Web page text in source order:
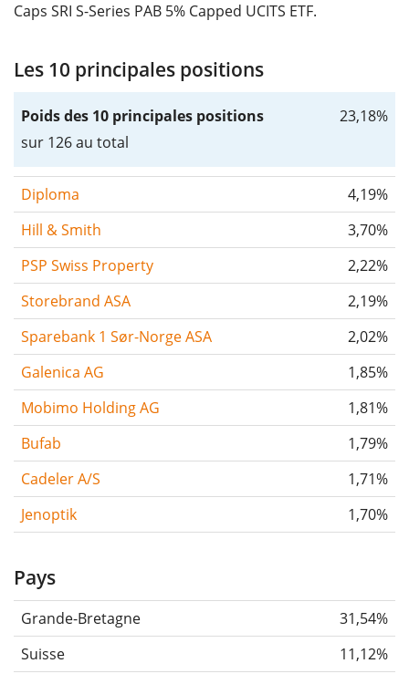
Caps SRI S-Series PAB 5% Capped UCITS ETF.
Les 10 principales positions
Poids des 10 principales positions
sur 126 au total
23,18%
Diploma
4,19%
Hill & Smith
3,70%
PSP Swiss Property
2,22%
Storebrand ASA
2,19%
Sparebank 1 Sør-Norge ASA
2,02%
Galenica AG
1,85%
Mobimo Holding AG
1,81%
Bufab
1,79%
Cadeler A/S
1,71%
Jenoptik
1,70%
Pays
Grande-Bretagne
31,54%
Suisse
11,12%